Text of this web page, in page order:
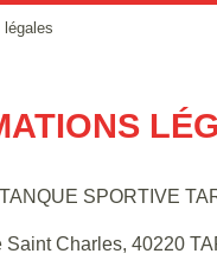
légales
SPORTIVE
Saint Charles, 40220